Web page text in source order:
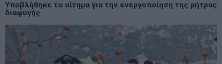
Υποβλήθηκε το αίτημα για την ενεργοποίηση της ρήτρας
διαφυγής